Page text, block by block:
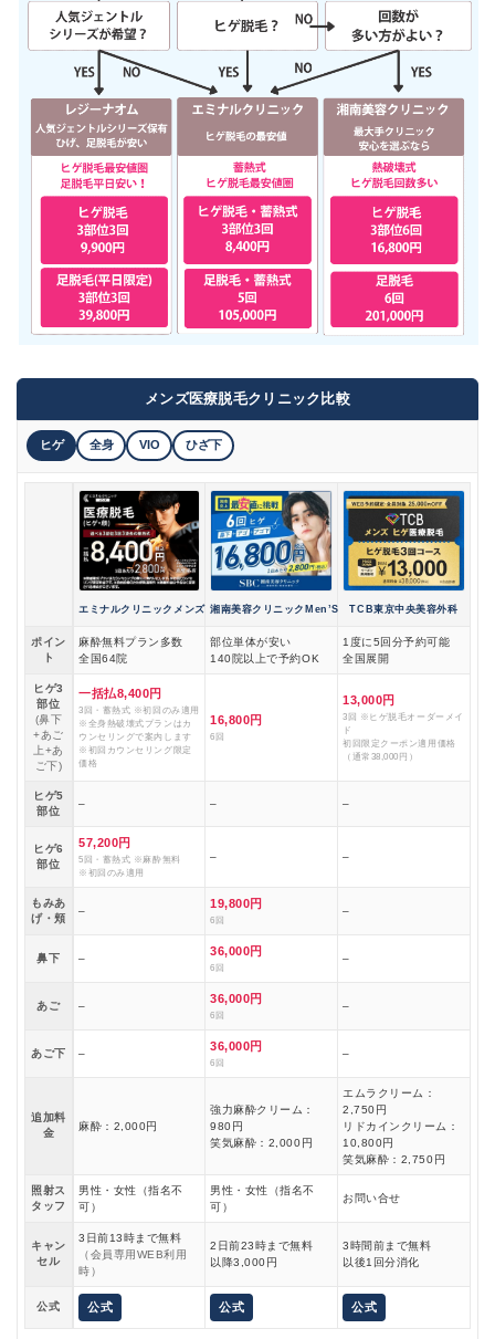
メンズ医療脱毛クリニック比較
ヒゲ 全身 VIO ひざ下
エミナルクリニックメンズ 湘南美容クリニックMen’S TCB東京中央美容外科
ポイン
ト
麻酔無料プラン多数
全国64院
部位単体が安い
140院以上で予約OK
1度に5回分予約可能
全国展開
ヒゲ3
部位
(鼻下
+あご
上+あ
ご下)
一括払8,400円
3回・蓄熱式 ※初回のみ適用
※全身熱破壊式プランはカ
ウンセリングで案内します
※初回カウンセリング限定
価格
16,800円
6回
13,000円
3回 ※ヒゲ脱毛オーダーメイ
ド
初回限定クーポン適用価格
（通常38,000円）
ヒゲ5
部位
– – –
ヒゲ6
部位
57,200円
5回・蓄熱式 ※麻酔無料
※初回のみ適用
– –
もみあ
げ・頬
–
19,800円
6回
–
鼻下 –
36,000円
6回
–
あご –
36,000円
6回
–
あご下 –
36,000円
6回
–
追加料
金
麻酔：2,000円
強力麻酔クリーム：
980円
笑気麻酔：2,000円
エムラクリーム：
2,750円
リドカインクリーム：
10,800円
笑気麻酔：2,750円
照射ス
タッフ
男性・女性（指名不
可）
男性・女性（指名不
可）
お問い合せ
キャン
セル
3日前13時まで無料
（会員専用WEB利用
時）
2日前23時まで無料
以降3,000円
3時間前まで無料
以後1回分消化
公式 公式 公式 公式